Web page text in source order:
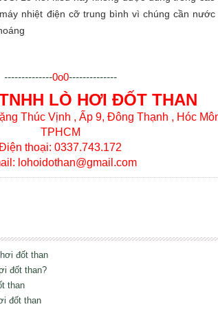
nhiệt điện cỡ trung bình vì chúng cần nước
--------------0o0--------------
LÒ HƠI ĐỐT THAN
Thúc Vịnh , Ấp 9, Đông Thạnh , Hóc
TPHCM
thoại: 0337.743.172
lohoidothan@gmail.com
đốt than
đốt than?
than
đốt than